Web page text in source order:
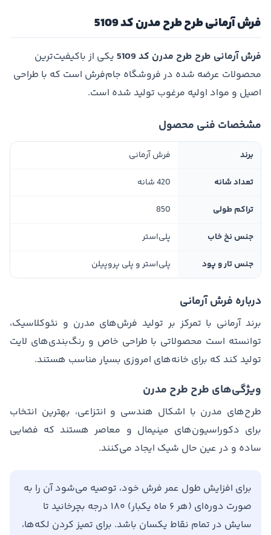
فرش آرمانی طرح طرح مدرن کد 5109
فرش آرمانی طرح طرح مدرن کد 5109
یکی از باکیفیت‌ترین
محصولات عرضه شده در فروشگاه جام‌فرش است که با طراحی
اصیل و مواد اولیه مرغوب تولید شده است.
مشخصات فنی محصول
برند فرش آرمانی
تعداد شانه 420 شانه
تراکم طولی 850
جنس نخ خاب پلی‌استر
جنس تار و پود پلی‌استر و پلی پروپیلن
درباره فرش آرمانی
برند آرمانی با تمرکز بر تولید فرش‌های مدرن و نئوکلاسیک،
توانسته است محصولاتی با طراحی خاص و رنگ‌بندی‌های لایت
تولید کند که برای خانه‌های امروزی بسیار مناسب هستند.
ویژگی‌های طرح طرح مدرن
طرح‌های مدرن با اشکال هندسی و انتزاعی، بهترین انتخاب
برای دکوراسیون‌های مینیمال و معاصر هستند که فضایی
ساده و در عین حال شیک ایجاد می‌کنند.
برای افزایش طول عمر فرش خود، توصیه می‌شود آن را به
صورت دوره‌ای (هر ۶ ماه یکبار) ۱۸۰ درجه بچرخانید تا
سایش در تمام نقاط یکسان باشد. برای تمیز کردن لکه‌ها،